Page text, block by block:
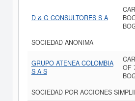
D & G CONSULTORES S A
SOCIEDAD ANONIMA
GRUPO ATENEA COLOMBIA
S A S
OF
SOCIEDAD POR ACCIONES